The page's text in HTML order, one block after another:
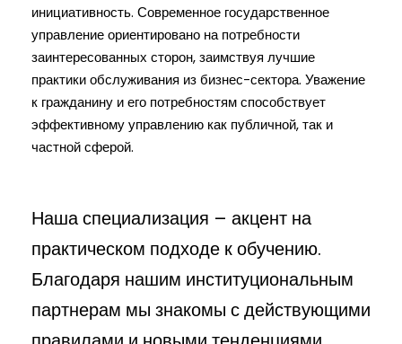
инициативность. Современное государственное
управление ориентировано на потребности
заинтересованных сторон, заимствуя лучшие
практики обслуживания из бизнес-сектора. Уважение
к гражданину и его потребностям способствует
эффективному управлению как публичной, так и
частной сферой.
Наша специализация – акцент на
практическом подходе к обучению.
Благодаря нашим институциональным
партнерам мы знакомы с действующими